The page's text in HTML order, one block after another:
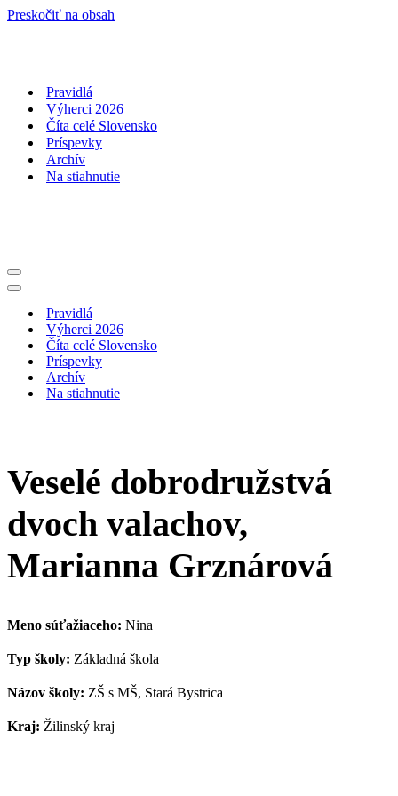
Preskočiť na obsah
Pravidlá
Výherci 2026
Číta celé Slovensko
Príspevky
Archív
Na stiahnutie
Menu
navigácie
Menu
navigáciePravidlá
Výherci 2026
Číta celé Slovensko
Príspevky
Archív
Na stiahnutie
Veselé dobrodružstvá
dvoch valachov,
Marianna Grznárová
Meno súťažiaceho: Nina
Typ školy: Základná škola
Názov školy: ZŠ s MŠ, Stará Bystrica
Kraj: Žilinský kraj